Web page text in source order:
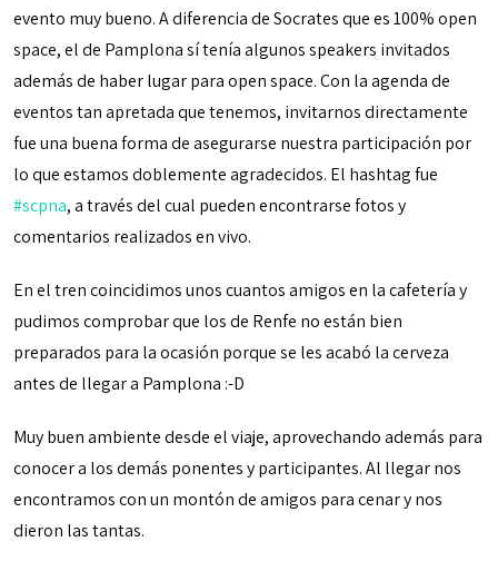
evento muy bueno. A diferencia de Socrates que es 100% open
space, el de Pamplona sí tenía algunos speakers invitados
además de haber lugar para open space. Con la agenda de
eventos tan apretada que tenemos, invitarnos directamente
fue una buena forma de asegurarse nuestra participación por
lo que estamos doblemente agradecidos. El hashtag fue
#scpna, a través del cual pueden encontrarse fotos y
comentarios realizados en vivo.
En el tren coincidimos unos cuantos amigos en la cafetería y
pudimos comprobar que los de Renfe no están bien
preparados para la ocasión porque se les acabó la cerveza
antes de llegar a Pamplona :-D
Muy buen ambiente desde el viaje, aprovechando además para
conocer a los demás ponentes y participantes. Al llegar nos
encontramos con un montón de amigos para cenar y nos
dieron las tantas.